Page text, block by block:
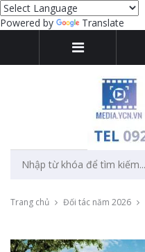
Powered by Translate
Trang chủ Đối tác năm 2026